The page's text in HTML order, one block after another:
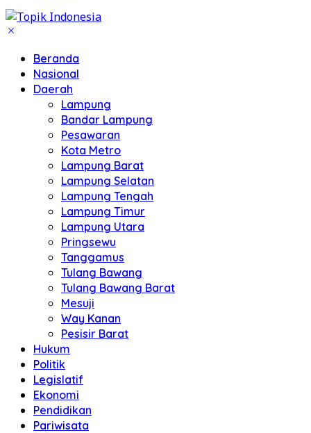
Beranda
Nasional
Daerah
Lampung
Bandar Lampung
Pesawaran
Kota Metro
Lampung Barat
Lampung Selatan
Lampung Tengah
Lampung Timur
Lampung Utara
Pringsewu
Tanggamus
Tulang Bawang
Tulang Bawang Barat
Mesuji
Way Kanan
Pesisir Barat
Hukum
Politik
Legislatif
Ekonomi
Pendidikan
Pariwisata